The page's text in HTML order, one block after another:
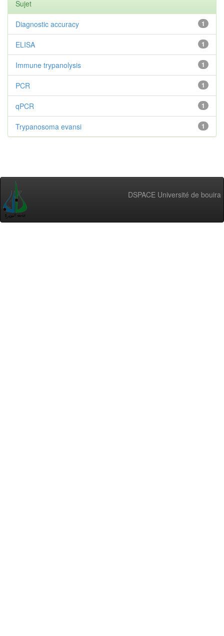
Sujet
1
Diagnostic accuracy
1
ELISA
1
Immune trypanolysis
1
PCR
1
qPCR
1
Trypanosoma evansi
DSPACE Université de bouira